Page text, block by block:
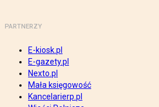
PARTNERZY
E-kiosk.pl
E-gazety.pl
Nexto.pl
Mała księgowość
Kancelarierp.pl